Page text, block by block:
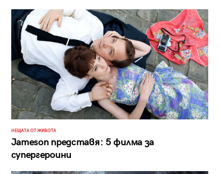
НЕЩАТА ОТ ЖИВОТА
Jameson представя: 5 филма за
супергероини